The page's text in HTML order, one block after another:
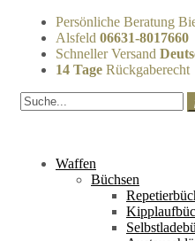
Persönliche Beratung
Alsfeld 06631-8017660
Schneller Versand
14 Tage Rückgaberecht
Waffen
Büchsen